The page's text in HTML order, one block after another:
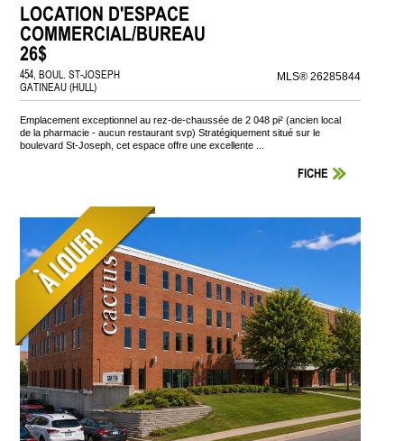
LOCATION D'ESPACE
COMMERCIAL/BUREAU
26$
454, BOUL. ST-JOSEPH
GATINEAU (HULL)
MLS® 26285844
Emplacement exceptionnel au rez-de-chaussée de 2 048 pi² (ancien local
de la pharmacie - aucun restaurant svp) Stratégiquement situé sur le
boulevard St-Joseph, cet espace offre une excellente ...
FICHE